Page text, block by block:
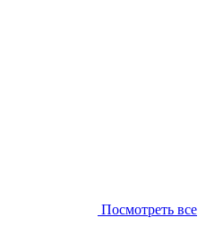
Посмотреть все